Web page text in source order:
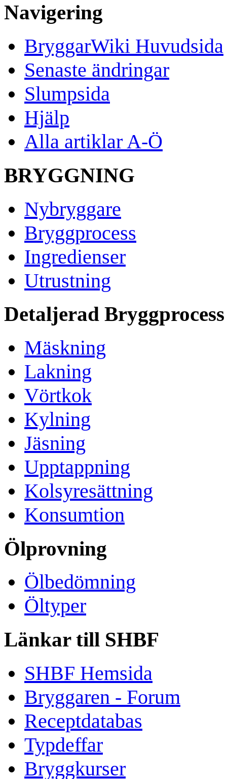
Navigering
BryggarWiki Huvudsida
Senaste ändringar
Slumpsida
Hjälp
Alla artiklar A-Ö
BRYGGNING
Nybryggare
Bryggprocess
Ingredienser
Utrustning
Detaljerad Bryggprocess
Mäskning
Lakning
Vörtkok
Kylning
Jäsning
Upptappning
Kolsyresättning
Konsumtion
Ölprovning
Ölbedömning
Öltyper
Länkar till SHBF
SHBF Hemsida
Bryggaren - Forum
Receptdatabas
Typdeffar
Bryggkurser